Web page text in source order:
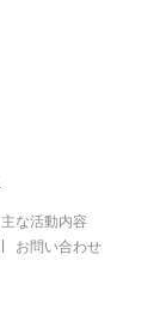
主な活動内容
お問い合わせ